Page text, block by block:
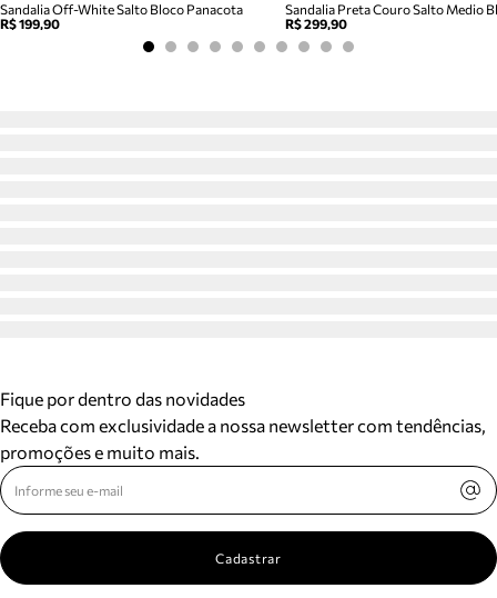
Sandalia Off-White Salto Bloco Panacota
R$ 199,90
Sandalia Preta Couro Salto Medio
R$ 299,90
Fique por dentro das novidades
Receba com exclusividade a nossa newsletter com tendências,
promoções e muito mais.
Cadastrar